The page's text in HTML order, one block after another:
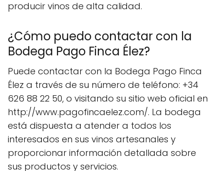
producir vinos de alta calidad.
¿Cómo puedo contactar con la
Bodega Pago Finca Élez?
Puede contactar con la Bodega Pago Finca
Élez a través de su número de teléfono: +34
626 88 22 50, o visitando su sitio web oficial en
http://www.pagofincaelez.com/. La bodega
está dispuesta a atender a todos los
interesados en sus vinos artesanales y
proporcionar información detallada sobre
sus productos y servicios.